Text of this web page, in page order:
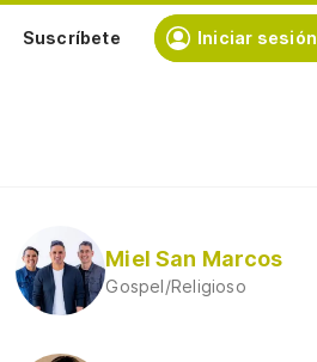
Suscríbete Iniciar sesión
Miel San Marcos
Gospel/Religioso